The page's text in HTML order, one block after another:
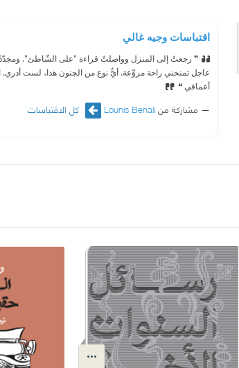
اقتباسات وجيه غالي
❞ رجعتُ إلى المنزل وواصلتُ قراءة "على الشّاطئ".
عاجل تمنحني راحة مروِّعة. أيُّ نوع من الجنون هذا، لست
أعماقي ❝
مشاركة منLounis Benali كل الاقتباسات